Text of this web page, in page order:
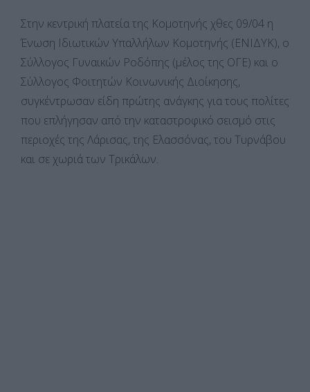
Στην κεντρική πλατεία της Κομοτηνής χθες 09/04 η
Ένωση Ιδιωτικών Υπαλλήλων Κομοτηνής (ΕΝΙΔΥΚ), ο
Σύλλογος Γυναικών Ροδόπης (μέλος της ΟΓΕ) και ο
Σύλλογος Φοιτητών Κοινωνικής Διοίκησης,
συγκέντρωσαν είδη πρώτης ανάγκης για τους πολίτες
που επλήγησαν από την καταστροφικό σεισμό στις
περιοχές της Λάρισας, της Ελασσόνας, του Τυρνάβου
και σε χωριά των Τρικάλων.